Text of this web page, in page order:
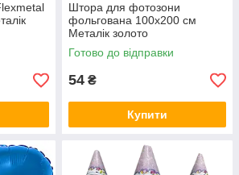
Штора для фотозони
фольгована 100х200 см
Металік золото
Готово до відправки
54 ₴
Купити